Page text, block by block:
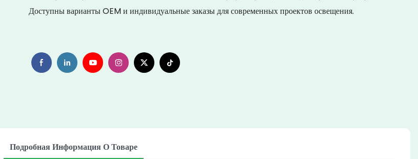
Доступны варианты OEM и индивидуальные заказы для современных проектов освещения.
Подробная Информация О Товаре